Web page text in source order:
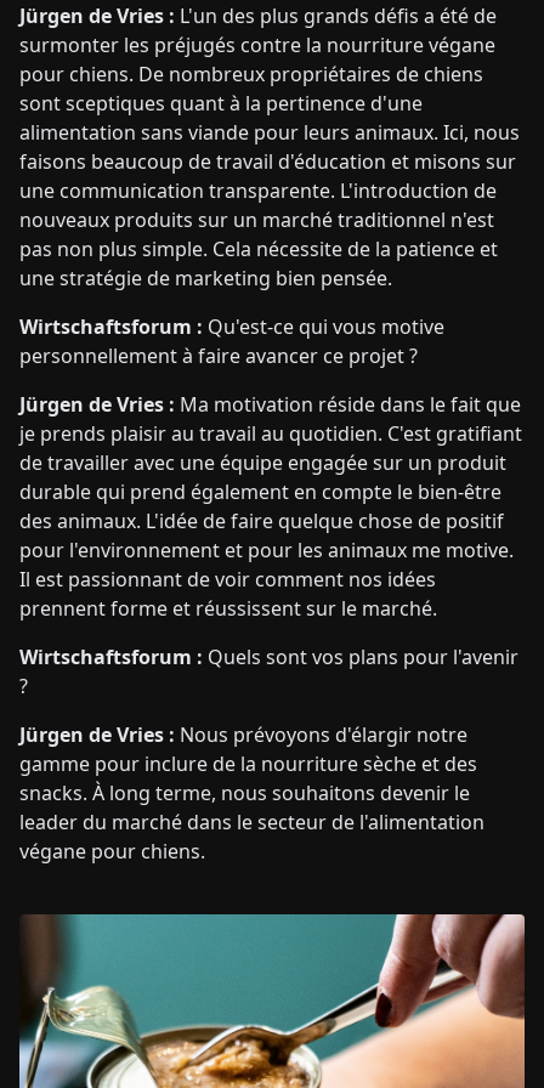
Jürgen de Vries : L'un des plus grands défis a été de
surmonter les préjugés contre la nourriture végane
pour chiens. De nombreux propriétaires de chiens
sont sceptiques quant à la pertinence d'une
alimentation sans viande pour leurs animaux. Ici, nous
faisons beaucoup de travail d'éducation et misons sur
une communication transparente. L'introduction de
nouveaux produits sur un marché traditionnel n'est
pas non plus simple. Cela nécessite de la patience et
une stratégie de marketing bien pensée.
Wirtschaftsforum : Qu'est-ce qui vous motive
personnellement à faire avancer ce projet ?
Jürgen de Vries : Ma motivation réside dans le fait que
je prends plaisir au travail au quotidien. C'est gratifiant
de travailler avec une équipe engagée sur un produit
durable qui prend également en compte le bien-être
des animaux. L'idée de faire quelque chose de positif
pour l'environnement et pour les animaux me motive.
Il est passionnant de voir comment nos idées
prennent forme et réussissent sur le marché.
Wirtschaftsforum : Quels sont vos plans pour l'avenir
?
Jürgen de Vries : Nous prévoyons d'élargir notre
gamme pour inclure de la nourriture sèche et des
snacks. À long terme, nous souhaitons devenir le
leader du marché dans le secteur de l'alimentation
végane pour chiens.